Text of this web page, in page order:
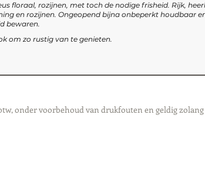
floraal, rozijnen, met toch de nodige frisheid. Rijk,
en rozijnen. Ongeopend bijna onbeperkt houdbaar
bewaren.
om zo rustig van te genieten.
onder voorbehoud van drukfouten en geldig